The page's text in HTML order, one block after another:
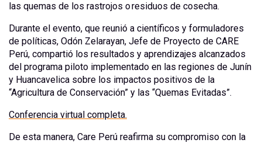
las quemas de los rastrojos o residuos de cosecha.
Durante el evento, que reunió a científicos y formuladores
de políticas, Odón Zelarayan, Jefe de Proyecto de CARE
Perú, compartió los resultados y aprendizajes alcanzados
del programa piloto implementado en las regiones de Junín
y Huancavelica sobre los impactos positivos de la
“Agricultura de Conservación” y las “Quemas Evitadas”.
Conferencia virtual completa.
De esta manera, Care Perú reafirma su compromiso con la